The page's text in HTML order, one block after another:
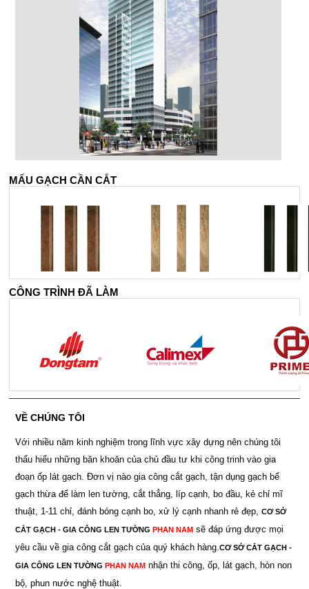
MẤU GẠCH CẦN CẮT
CÔNG TRÌNH ĐÃ LÀM
VỀ CHÚNG TÔI
Với nhiều năm kinh nghiệm trong lĩnh vực xây dựng nên chúng tôi
thấu hiểu những băn khoăn của chủ đầu tư khi công trinh vào gia
đoạn ốp lát gạch. Đơn vị nào gia công cắt gạch, tận dụng gạch bể
gạch thừa để làm len tường, cắt thẳng, líp cạnh, bo đầu, kẻ chỉ mĩ
thuật, 1-11 chỉ, đánh bóng cạnh bo, xử lý cạnh nhanh rẻ đẹp,
CƠ SỞ
CẮT GẠCH - GIA CÔNG LEN TƯỜNG PHAN NAMsẽ đáp ứng được mọi
yêu cầu về gia công cắt gạch của quý khách hàng. CƠ SỞ CẮT GẠCH -
GIA CÔNG LEN TƯỜNG PHAN NAMnhận thi công, ốp, lát gạch, hòn non
bộ, phun nước nghệ thuật.